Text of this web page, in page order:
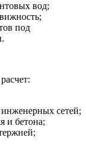
вод;
под
сетей;
и бетона;